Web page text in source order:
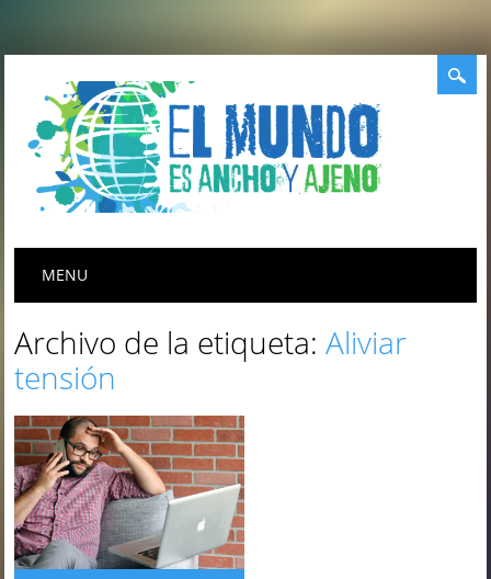
Menú principal
MENU
Archivo de la etiqueta:Aliviar
tensión